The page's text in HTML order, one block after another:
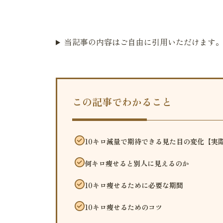
当記事の内容はご自由に引用いただけます。
この記事でわかること
10キロ減量で期待できる見た目の変化【実
何キロ痩せると別人に見えるのか
10キロ痩せるために必要な期間
10キロ痩せるためのコツ